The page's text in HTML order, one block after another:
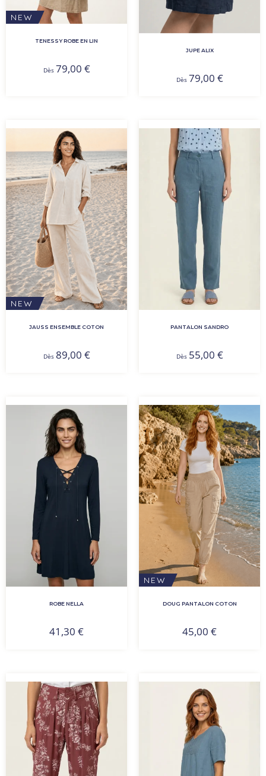
NEW
TENESSY ROBE EN LIN
Dès 79,00 €
JUPE ALIX
Dès 79,00 €
NEW
JAUSS ENSEMBLE COTON
Dès 89,00 €
PANTALON SANDRO
Dès 55,00 €
ROBE NELLA
41,30 €
NEW
DOUG PANTALON COTON
45,00 €